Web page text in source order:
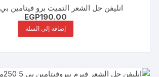
انليفن جل الشعر التميت برو فيتامين بي 5 500مل
EGP190.00
إضافة إلى السلة